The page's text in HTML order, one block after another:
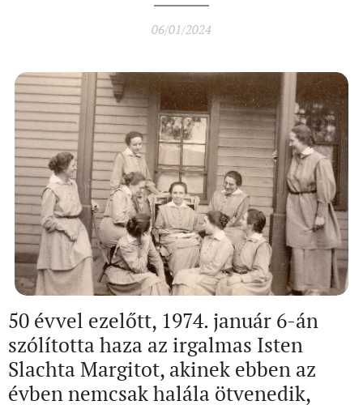
06/01/2024
50 évvel ezelőtt, 1974. január 6-án
szólította haza az irgalmas Isten
Slachta Margitot, akinek ebben az
évben nemcsak halála ötvenedik,